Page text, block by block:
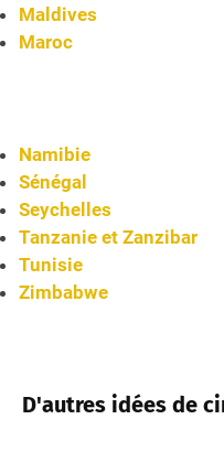
Maldives
Maroc
Namibie
Sénégal
Seychelles
Tanzanie et Zanzibar
Tunisie
Zimbabwe
D'autres idées de